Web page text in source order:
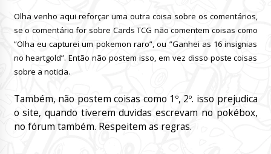
Olha venho aqui reforçar uma outra coisa sobre os comentários,
se o comentário for sobre Cards TCG não comentem coisas como
”Olha eu capturei um pokemon raro”, ou ”Ganhei as 16 insignias
no heartgold”. Então não postem isso, em vez disso poste coisas
sobre a noticia.
Também, não postem coisas como 1º, 2º. isso prejudica
o site, quando tiverem duvidas escrevam no pokébox,
no fórum também. Respeitem as regras.